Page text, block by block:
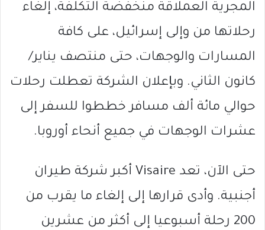
المجرية العملاقة منخفضة التكلفة، إلغاء
رحلاتها من وإلى إسرائيل، على كافة
المسارات والوجهات، حتى منتصف يناير/
كانون الثاني. وبإعلان الشركة تعطلت رحلات
حوالي مائة ألف مسافر خططوا للسفر إلى
عشرات الوجهات في جميع أنحاء أوروبا.
حتى الآن، تعد Visaire أكبر شركة طيران
أجنبية. وأدى قرارها إلى إلغاء ما يقرب من
200 رحلة أسبوعيا إلى أكثر من عشرين